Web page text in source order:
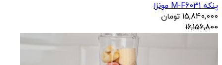
پنکه M-F6031 مونزا
15,840,000 تومان
16,156,800